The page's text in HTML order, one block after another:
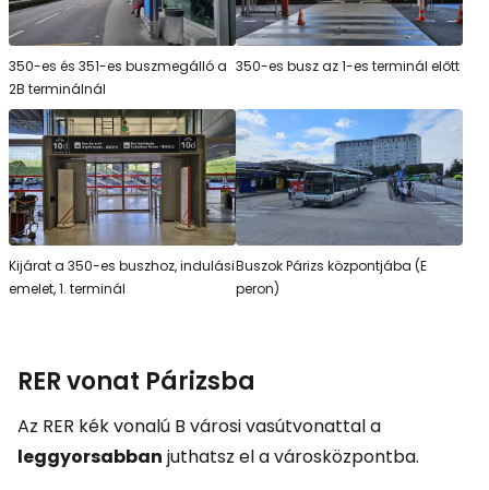
350-es és 351-es buszmegálló a
2B terminálnál
350-es busz az 1-es terminál előtt
Kijárat a 350-es buszhoz, indulási
emelet, 1. terminál
Buszok Párizs központjába (E
peron)
RER vonat Párizsba
Az RER kék vonalú B városi vasútvonattal a
leggyorsabban juthatsz el a városközpontba.